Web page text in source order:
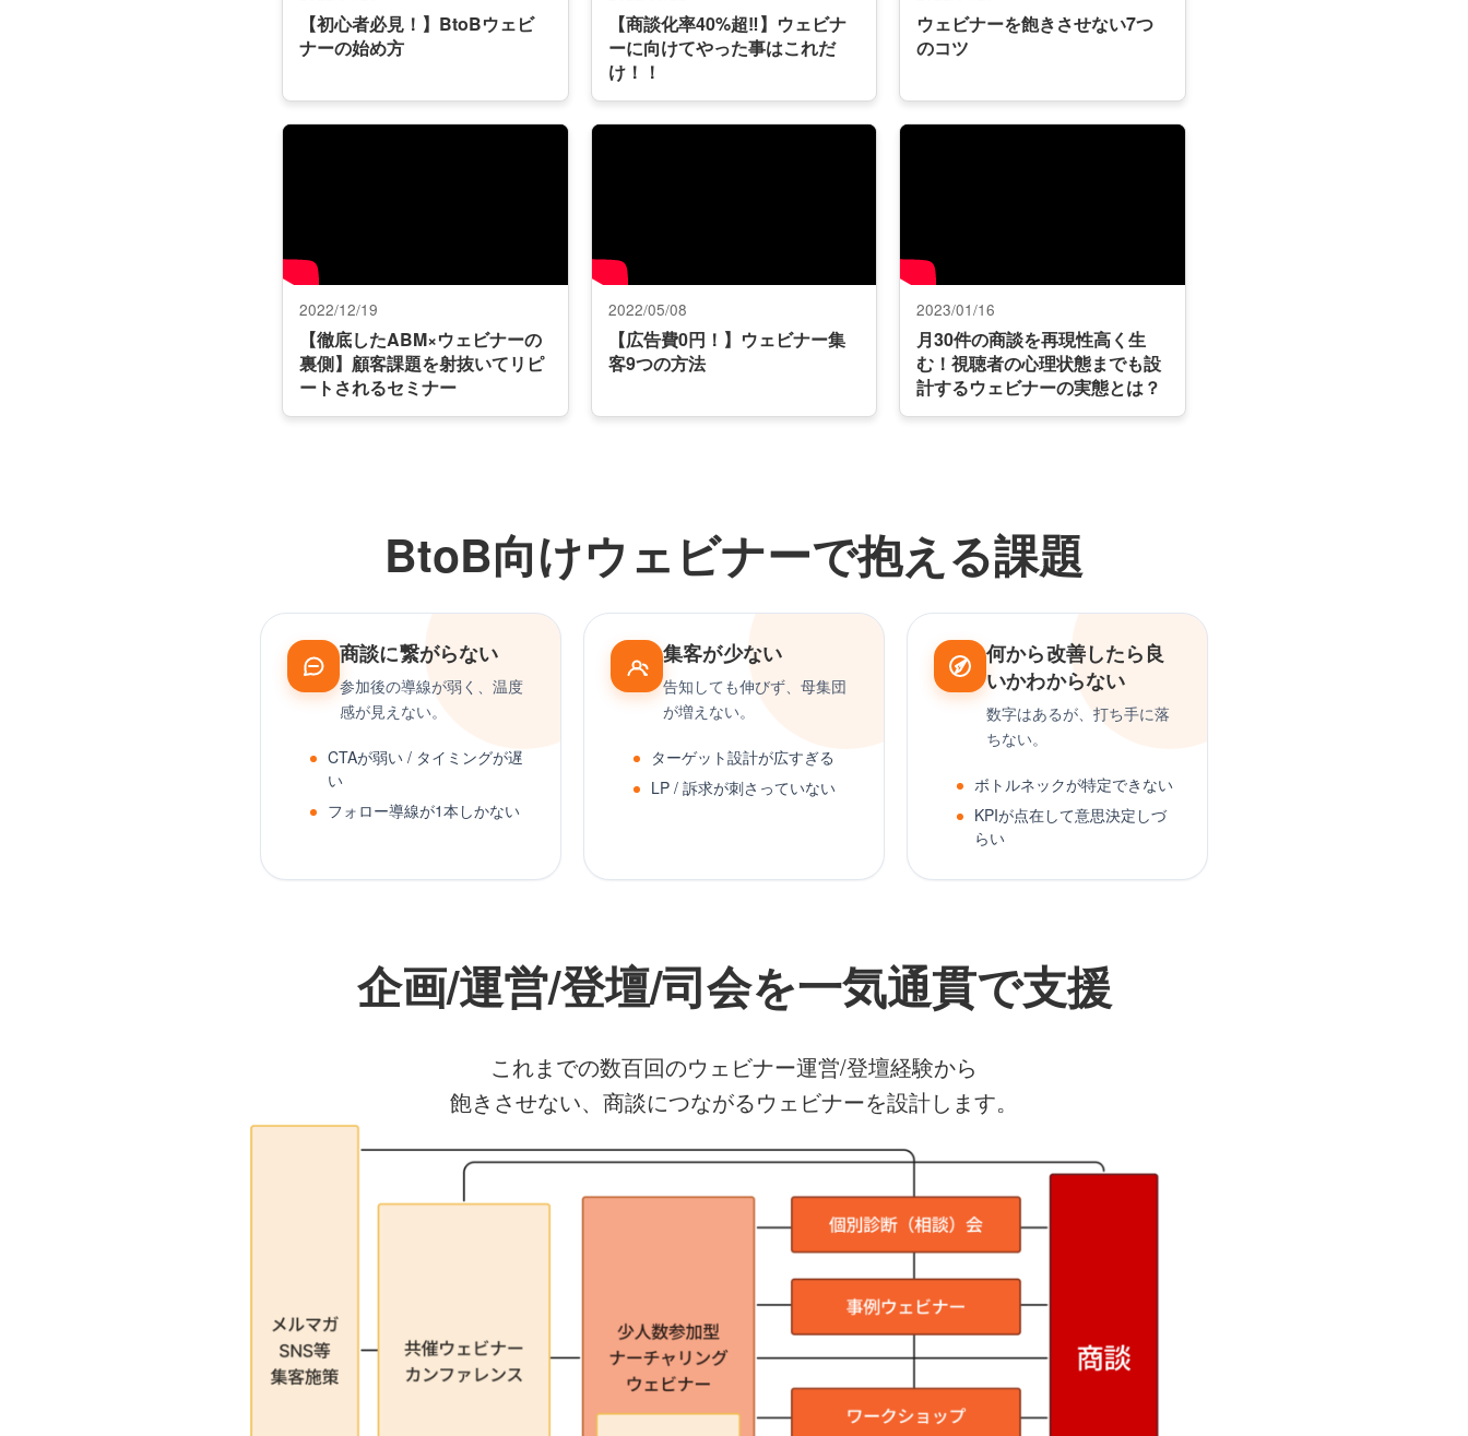
【初心者必見！】BtoBウェビ
ナーの始め方
【商談化率40%超‼︎】ウェビナ
ーに向けてやった事はこれだ
け！！
ウェビナーを飽きさせない7つ
のコツ
2022/12/19
【徹底したABM×ウェビナーの
裏側】顧客課題を射抜いてリピ
ートされるセミナー
2022/05/08
【広告費0円！】ウェビナー集
客9つの方法
2023/01/16
月30件の商談を再現性高く生
む！視聴者の心理状態までも設
計するウェビナーの実態とは？
BtoB向けウェビナーで抱える課題
商談に繋がらない
参加後の導線が弱く、温度
感が見えない。
CTAが弱い / タイミングが遅
い
フォロー導線が1本しかない
集客が少ない
告知しても伸びず、母集団
が増えない。
ターゲット設計が広すぎる
LP / 訴求が刺さっていない
何から改善したら良
いかわからない
数字はあるが、打ち手に落
ちない。
ボトルネックが特定できない
KPIが点在して意思決定しづ
らい
企画/運営/登壇/司会を一気通貫で支援
これまでの数百回のウェビナー運営/登壇経験から
飽きさせない、商談につながるウェビナーを設計します。